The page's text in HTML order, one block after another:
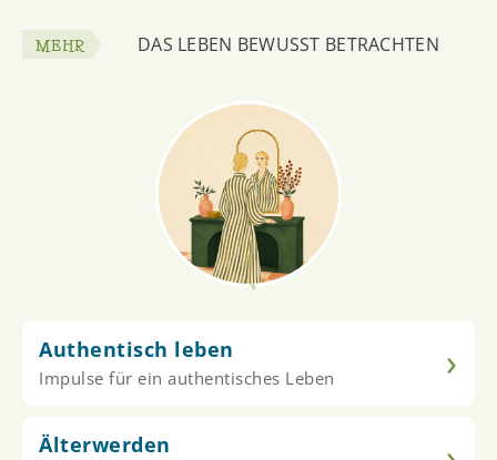
MEHR DAS LEBEN BEWUSST BETRACHTEN
Authentisch leben
Impulse für ein authentisches Leben ›
Älterwerden